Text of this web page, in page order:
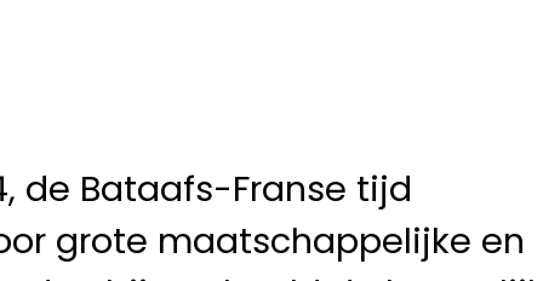
de Bataafs-Franse tijd
grote maatschappelijke en